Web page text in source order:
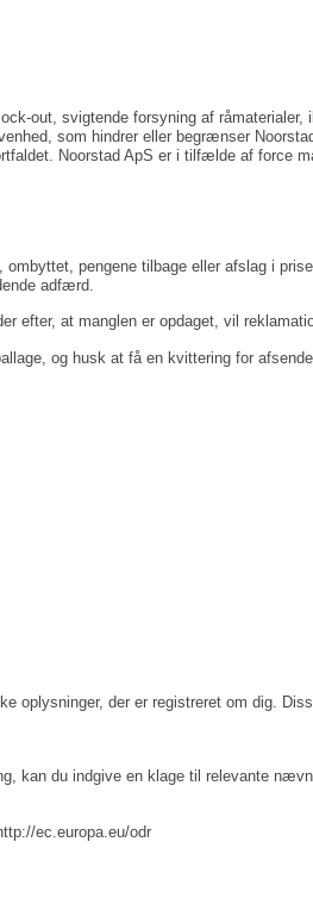
out, svigtende forsyning af råmaterialer,
som hindrer eller begrænser
Noorstad ApS er i tilfælde af force
pengene tilbage eller afslag i
adfærd.
efter, at manglen er opdaget, vil
og husk at få en kvittering for
der er registreret om dig.
du indgive en klage til relevante
ec.europa.eu/odr